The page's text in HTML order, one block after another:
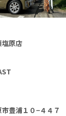
塩原店
豊浦１０−４４７